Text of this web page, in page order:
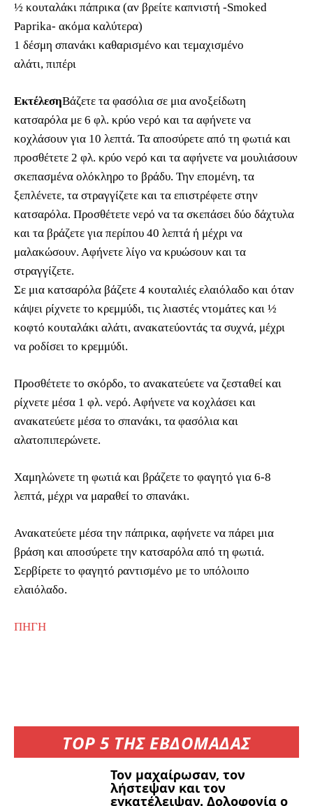
TOP 5 ΤΗΣ ΕΒΔΟΜΑΔΑΣ
Τον μαχαίρωσαν, τον
λήστεψαν και τον
εγκατέλειψαν. Δολοφονία ο
½ κουταλάκι πάπρικα (αν βρείτε καπνιστή -Smoked
Paprika- ακόμα καλύτερα)
1 δέσμη σπανάκι καθαρισμένο και τεμαχισμένο
αλάτι, πιπέρι
ΕκτέλεσηΒάζετε τα φασόλια σε μια ανοξείδωτη
κατσαρόλα με 6 φλ. κρύο νερό και τα αφήνετε να
κοχλάσουν για 10 λεπτά. Τα αποσύρετε από τη φωτιά και
προσθέτετε 2 φλ. κρύο νερό και τα αφήνετε να μουλιάσουν
σκεπασμένα ολόκληρο το βράδυ. Την επομένη, τα
ξεπλένετε, τα στραγγίζετε και τα επιστρέφετε στην
κατσαρόλα. Προσθέτετε νερό να τα σκεπάσει δύο δάχτυλα
και τα βράζετε για περίπου 40 λεπτά ή μέχρι να
μαλακώσουν. Αφήνετε λίγο να κρυώσουν και τα
στραγγίζετε.
Σε μια κατσαρόλα βάζετε 4 κουταλιές ελαιόλαδο και όταν
κάψει ρίχνετε το κρεμμύδι, τις λιαστές ντομάτες και ½
κοφτό κουταλάκι αλάτι, ανακατεύοντάς τα συχνά, μέχρι
να ροδίσει το κρεμμύδι.
Προσθέτετε το σκόρδο, το ανακατεύετε να ζεσταθεί και
ρίχνετε μέσα 1 φλ. νερό. Αφήνετε να κοχλάσει και
ανακατεύετε μέσα το σπανάκι, τα φασόλια και
αλατοπιπερώνετε.
Χαμηλώνετε τη φωτιά και βράζετε το φαγητό για 6-8
λεπτά, μέχρι να μαραθεί το σπανάκι.
Ανακατεύετε μέσα την πάπρικα, αφήνετε να πάρει μια
βράση και αποσύρετε την κατσαρόλα από τη φωτιά.
Σερβίρετε το φαγητό ραντισμένο με το υπόλοιπο
ελαιόλαδο.
ΠΗΓΗ